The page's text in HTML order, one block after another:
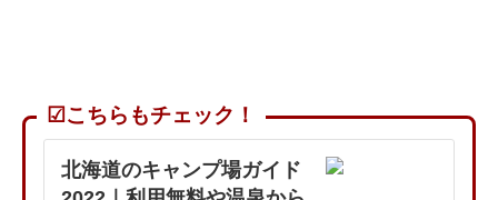
☑こちらもチェック！
北海道のキャンプ場ガイド